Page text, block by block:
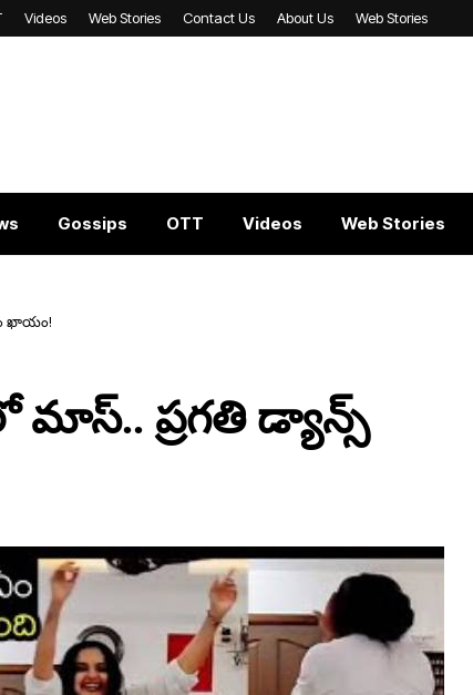
Videos Web Stories Contact Us About Us Web Stories
Gossips OTT Videos Web Stories
ఖాయం!
మాస్.. ప్రగతి డ్యాన్స్